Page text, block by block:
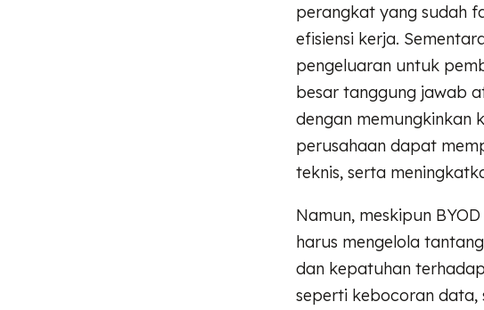
perangkat yang sudah
efisiensi kerja.
pengeluaran untuk
besar tanggung jawab
dengan memungkinkan
perusahaan dapat
teknis, serta
Namun, meskipun
harus mengelola
dan kepatuhan
seperti kebocoran data,